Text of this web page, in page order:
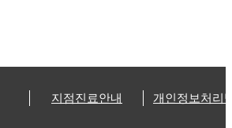
지점진료안내 개인정보처리